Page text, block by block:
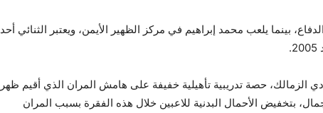
بينما يلعب محمد إبراهيم في مركز الظهير الأيمن، ويعتبر الثنائي أحد
الزمالك، حصة تدريبية تأهيلية خفيفة على هامش المران الذي أقيم ظهر
بتخفيض الأحمال البدنية للاعبين خلال هذه الفقرة بسبب المران